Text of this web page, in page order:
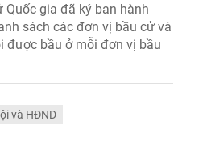
Quốc gia đã ký ban hành
sách các đơn vị bầu cử và
được bầu ở mỗi đơn vị bầu
và HĐND